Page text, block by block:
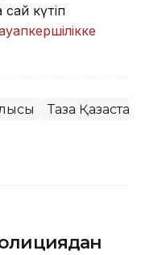
күтіп
Таза Қазақстан